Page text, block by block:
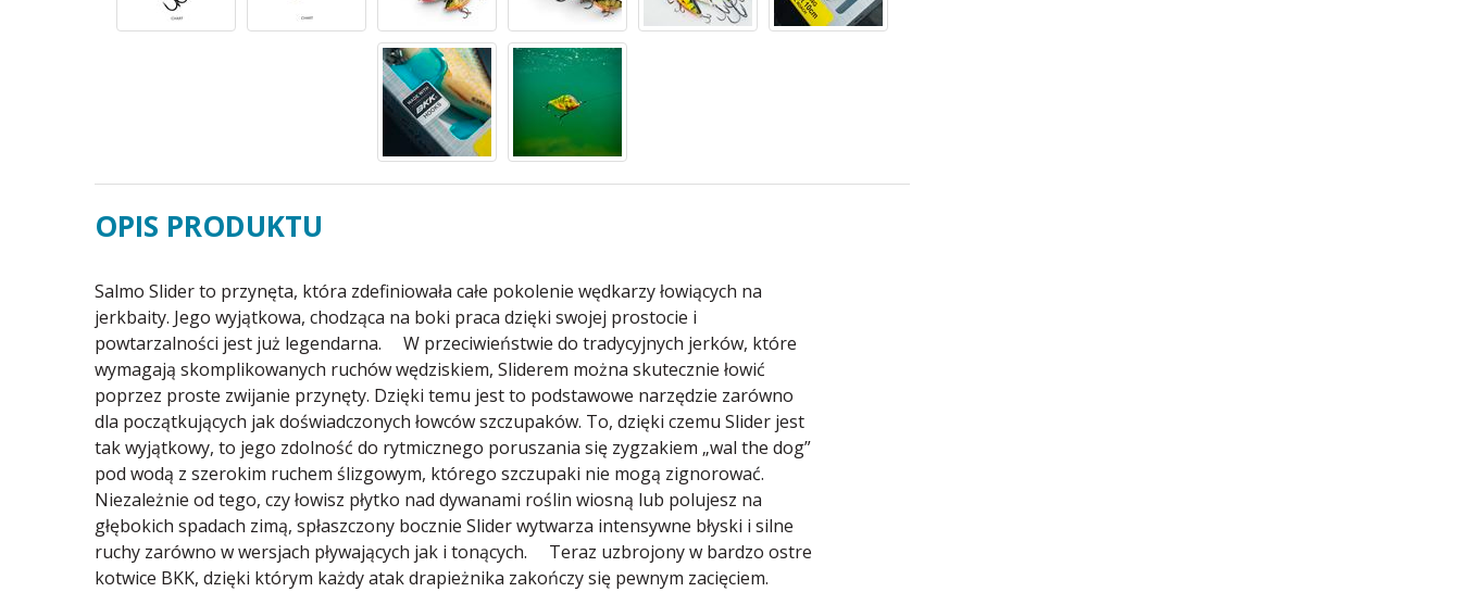
OPIS PRODUKTU
Salmo Slider to przynęta, która zdefiniowała całe pokolenie wędkarzy łowiących na
jerkbaity. Jego wyjątkowa, chodząca na boki praca dzięki swojej prostocie i
powtarzalności jest już legendarna. W przeciwieństwie do tradycyjnych jerków, które
wymagają skomplikowanych ruchów wędziskiem, Sliderem można skutecznie łowić
poprzez proste zwijanie przynęty. Dzięki temu jest to podstawowe narzędzie zarówno
dla początkujących jak doświadczonych łowców szczupaków. To, dzięki czemu Slider jest
tak wyjątkowy, to jego zdolność do rytmicznego poruszania się zygzakiem „wal the dog”
pod wodą z szerokim ruchem ślizgowym, którego szczupaki nie mogą zignorować.
Niezależnie od tego, czy łowisz płytko nad dywanami roślin wiosną lub polujesz na
głębokich spadach zimą, spłaszczony bocznie Slider wytwarza intensywne błyski i silne
ruchy zarówno w wersjach pływających jak i tonących. Teraz uzbrojony w bardzo ostre
kotwice BKK, dzięki którym każdy atak drapieżnika zakończy się pewnym zacięciem.